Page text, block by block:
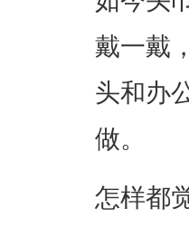
戴一戴
头和办
做。
怎样都